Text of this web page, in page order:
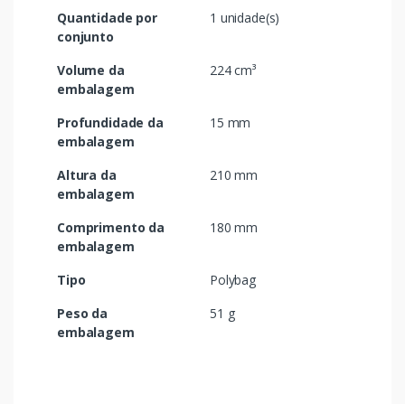
Quantidade por
conjunto
1 unidade(s)
Volume da
embalagem
224 cm³
Profundidade da
embalagem
15 mm
Altura da
embalagem
210 mm
Comprimento da
embalagem
180 mm
Tipo
Polybag
Peso da
embalagem
51 g